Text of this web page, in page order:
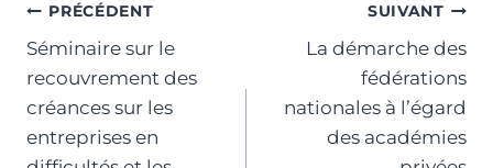
PRÉCÉDENT
Séminaire sur le
recouvrement des
créances sur les
entreprises en
SUIVANT
La démarche des
fédérations
nationales à l’égard
des académies